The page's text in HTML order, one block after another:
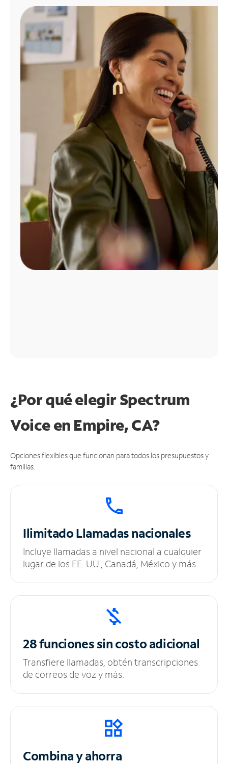
Administrar
cuenta
Encuentra
tienda
¿Por qué elegir Spectrum
Voice en Empire, CA?
Opciones flexibles que funcionan para todos los presupuestos y
familias.
IlimitadoLlamadas nacionales
Incluye llamadas a nivel nacional a cualquier
lugar de los EE. UU., Canadá, México y más.
28 funciones sincosto adicional
Transfiere llamadas, obtén transcripciones
de correos de voz y más.
Combina y ahorra